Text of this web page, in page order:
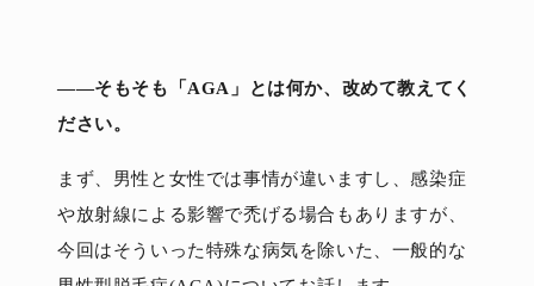
――そもそも「AGA」とは何か、改めて教えてく
ださい。
まず、男性と女性では事情が違いますし、感染症
や放射線による影響で禿げる場合もありますが、
今回はそういった特殊な病気を除いた、一般的な